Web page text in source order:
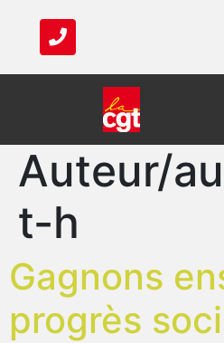
Auteur/
t-h
Gagnons
progrès